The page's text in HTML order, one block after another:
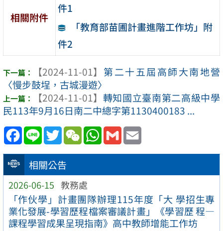
相關公告
2026-06-15 教務處
「作伙學」計畫團隊辦理115年度「大 學招生專
業化發展-學習歷程檔案審議計畫」《學習歷 程—
課程學習成果呈現指南》高中教師增能工作坊
相關附件
件1
「教育部苗圃計畫進階工作坊」附
件2
【2024-11-01】 第二十五屆高師大南地營
〈慢步鼓埕，古城漫遊〉
【2024-11-01】 轉知國立臺南第二高級中學
民113年9月16日南二中總字第1130400183 ...
Facebook
Line TwitterWeChatWhatsApp
Gmail